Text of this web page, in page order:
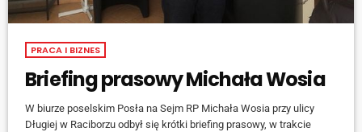
PRACA I BIZNES
Briefing prasowy Michała Wosia
W biurze poselskim Posła na Sejm RP Michała Wosia przy ulicy
Długiej w Raciborzu odbył się krótki briefing prasowy, w trakcie